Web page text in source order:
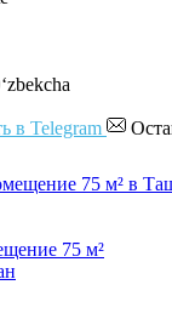
в Telegram
75 м²